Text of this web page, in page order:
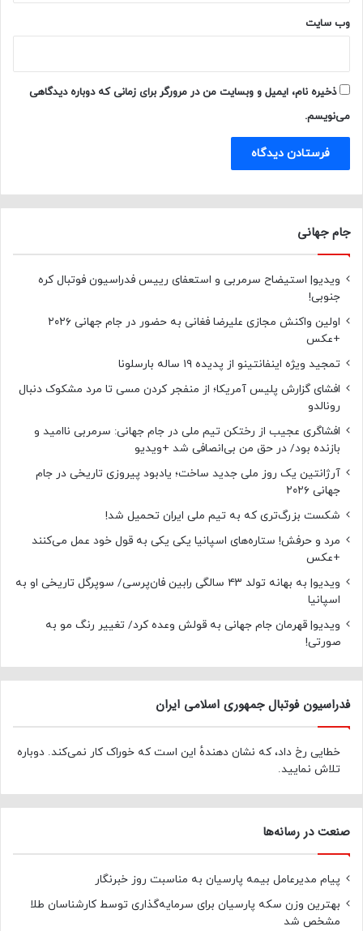
وب‌ سایت
ذخیره نام، ایمیل و وبسایت من در مرورگر برای زمانی که دوباره دیدگاهی
می‌نویسم.
جام جهانی
ویدیو| استیضاح سرمربی و استعفای رییس فدراسیون فوتبال کره
جنوبی!
اولین واکنش مجازی علیرضا فغانی به حضور در جام جهانی ۲۰۲۶
+عکس
تمجید ویژه اینفانتینو از پدیده ۱۹ ساله بارسلونا
افشای گزارش پلیس آمریکا؛ از منفجر کردن مسی تا مرد مشکوک دنبال
رونالدو
افشاگری عجیب از رختکن تیم ملی در جام جهانی: سرمربی ناامید و
بازنده بود/ در حق من بی‌انصافی شد +ویدیو
آرژانتین یک روز ملی جدید ساخت؛ یادبود پیروزی تاریخی در جام
جهانی ۲۰۲۶
شکست بزرگ‌تری که به تیم ملی ایران تحمیل شد!
مرد و حرفش! ستاره‌های اسپانیا یکی یکی به قول خود عمل می‌کنند
+عکس
ویدیو| به بهانه تولد ۴۳ سالگی رابین فان‌پرسی/ سوپرگل تاریخی او به
اسپانیا
ویدیو| قهرمان جام جهانی به قولش وعده کرد/ تغییر رنگ مو به
صورتی!
فدراسیون فوتبال جمهوری اسلامی ایران
خطایی رخ داد، که نشان دهندهٔ این است که خوراک کار نمی‌کند. دوباره
تلاش نمایید.
صنعت در رسانه‌ها
پیام مدیرعامل بیمه پارسیان به مناسبت روز خبرنگار
بهترین وزن سکه پارسیان برای سرمایه‌گذاری توسط کارشناسان طلا
مشخص شد